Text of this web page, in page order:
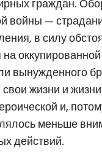
граждан.
войны —
в силу
вынужденного
жизни и
и,
меньше
действий.